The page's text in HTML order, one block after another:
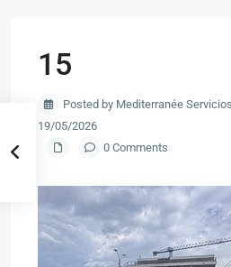
15
Posted by Mediterranée
19/05/2026
0 Comments